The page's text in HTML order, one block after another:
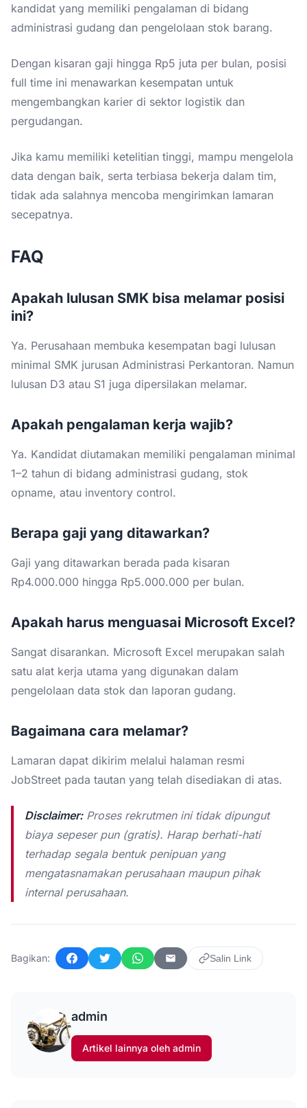
kandidat yang memiliki pengalaman di bidang
administrasi gudang dan pengelolaan stok barang.
Dengan kisaran gaji hingga Rp5 juta per bulan, posisi
full time ini menawarkan kesempatan untuk
mengembangkan karier di sektor logistik dan
pergudangan.
Jika kamu memiliki ketelitian tinggi, mampu mengelola
data dengan baik, serta terbiasa bekerja dalam tim,
tidak ada salahnya mencoba mengirimkan lamaran
secepatnya.
FAQ
Apakah lulusan SMK bisa melamar posisi
ini?
Ya. Perusahaan membuka kesempatan bagi lulusan
minimal SMK jurusan Administrasi Perkantoran. Namun
lulusan D3 atau S1 juga dipersilakan melamar.
Apakah pengalaman kerja wajib?
Ya. Kandidat diutamakan memiliki pengalaman minimal
1–2 tahun di bidang administrasi gudang, stok
opname, atau inventory control.
Berapa gaji yang ditawarkan?
Gaji yang ditawarkan berada pada kisaran
Rp4.000.000 hingga Rp5.000.000 per bulan.
Apakah harus menguasai Microsoft Excel?
Sangat disarankan. Microsoft Excel merupakan salah
satu alat kerja utama yang digunakan dalam
pengelolaan data stok dan laporan gudang.
Bagaimana cara melamar?
Lamaran dapat dikirim melalui halaman resmi
JobStreet pada tautan yang telah disediakan di atas.
Disclaimer:Proses rekrutmen ini tidak dipungut
biaya sepeser pun (gratis). Harap berhati-hati
terhadap segala bentuk penipuan yang
mengatasnamakan perusahaan maupun pihak
internal perusahaan.
Bagikan:
FacebookTwitter WhatsAppEmail
Salin Link
admin
Artikel lainnya oleh admin